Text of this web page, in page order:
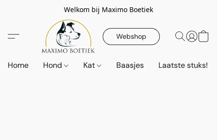
Welkom bij Maximo Boetiek
Webshop
Home Hond Kat Baasjes Laatste stuks!